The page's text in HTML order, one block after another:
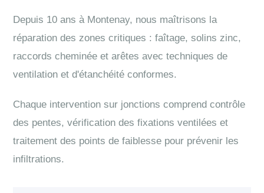
Depuis 10 ans à Montenay, nous maîtrisons la
réparation des zones critiques : faîtage, solins zinc,
raccords cheminée et arêtes avec techniques de
ventilation et d'étanchéité conformes.
Chaque intervention sur jonctions comprend contrôle
des pentes, vérification des fixations ventilées et
traitement des points de faiblesse pour prévenir les
infiltrations.